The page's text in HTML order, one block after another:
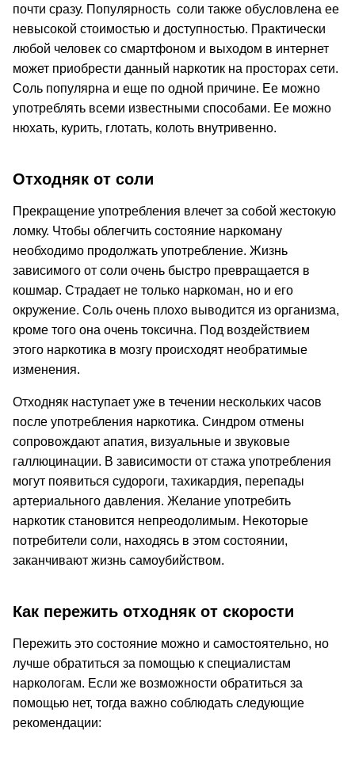
почти сразу. Популярность соли также обусловлена ее
невысокой стоимостью и доступностью. Практически
любой человек со смартфоном и выходом в интернет
может приобрести данный наркотик на просторах сети.
Соль популярна и еще по одной причине. Ее можно
употреблять всеми известными способами. Ее можно
нюхать, курить, глотать, колоть внутривенно.
Отходняк от соли
Прекращение употребления влечет за собой жестокую
ломку. Чтобы облегчить состояние наркоману
необходимо продолжать употребление. Жизнь
зависимого от соли очень быстро превращается в
кошмар. Страдает не только наркоман, но и его
окружение. Соль очень плохо выводится из организма,
кроме того она очень токсична. Под воздействием
этого наркотика в мозгу происходят необратимые
изменения.
Отходняк наступает уже в течении нескольких часов
после употребления наркотика. Синдром отмены
сопровождают апатия, визуальные и звуковые
галлюцинации. В зависимости от стажа употребления
могут появиться судороги, тахикардия, перепады
артериального давления. Желание употребить
наркотик становится непреодолимым. Некоторые
потребители соли, находясь в этом состоянии,
заканчивают жизнь самоубийством.
Как пережить отходняк от скорости
Пережить это состояние можно и самостоятельно, но
лучше обратиться за помощью к специалистам
наркологам. Если же возможности обратиться за
помощью нет, тогда важно соблюдать следующие
рекомендации: